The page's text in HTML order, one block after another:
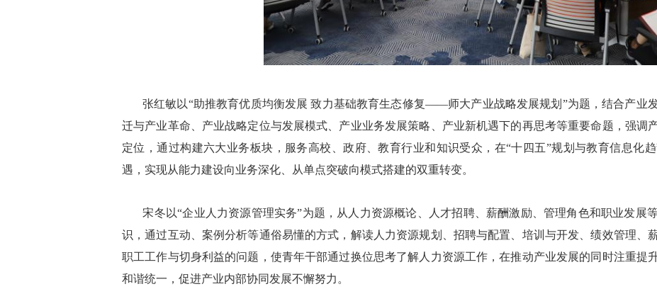
张红敏以“助推教育优质均衡发展 致力基础教育生态修复——师大产业战略发展规划”为题，结合产业
迁与产业革命、产业战略定位与发展模式、产业业务发展策略、产业新机遇下的再思考等重要命题，强调
定位，通过构建六大业务板块，服务高校、政府、教育行业和知识受众，在“十四五”规划与教育信息化
遇，实现从能力建设向业务深化、从单点突破向模式搭建的双重转变。
宋冬以“企业人力资源管理实务”为题，从人力资源概论、人才招聘、薪酬激励、管理角色和职业发展
识，通过互动、案例分析等通俗易懂的方式，解读人力资源规划、招聘与配置、培训与开发、绩效管理、
职工工作与切身利益的问题，使青年干部通过换位思考了解人力资源工作，在推动产业发展的同时注重提
和谐统一，促进产业内部协同发展不懈努力。